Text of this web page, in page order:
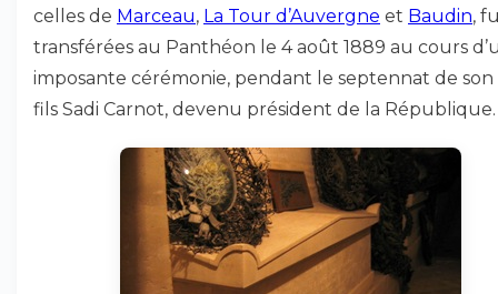
celles de Marceau, La Tour d’Auvergne et Baudin,
transférées au Panthéon le 4 août 1889 au cours
imposante cérémonie, pendant le septennat de
fils Sadi Carnot, devenu président de la République.